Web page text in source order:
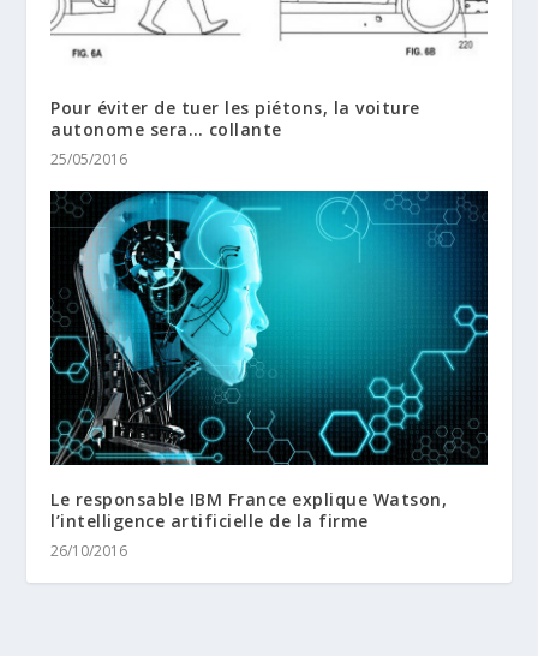
Pour éviter de tuer les piétons, la voiture
autonome sera… collante
25/05/2016
Le responsable IBM France explique Watson,
l’intelligence artificielle de la firme
26/10/2016